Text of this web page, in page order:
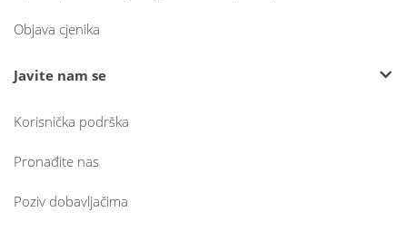
Objava cjenika
Javite nam se
Korisnička podrška
Pronađite nas
Poziv dobavljačima